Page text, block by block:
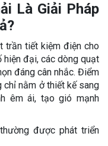
Là Giải Pháp
trần tiết kiệm điện cho
hiện đại, các dòng quạt
đáng cân nhắc. Điểm
chỉ nằm ở thiết kế sang
êm ái, tạo gió mạnh
được phát triển